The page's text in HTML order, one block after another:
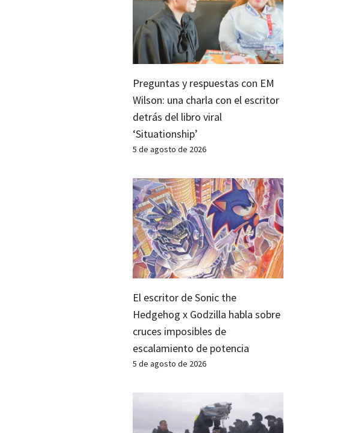
Preguntas y respuestas con EM
Wilson: una charla con el escritor
detrás del libro viral
‘Situationship’
5 de agosto de 2026
El escritor de Sonic the
Hedgehog x Godzilla habla sobre
cruces imposibles de
escalamiento de potencia
5 de agosto de 2026